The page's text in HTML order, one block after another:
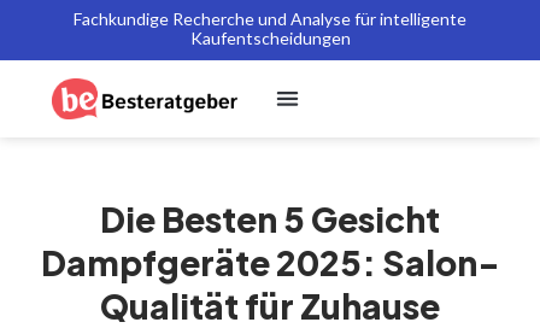
Fachkundige Recherche und Analyse für intelligente
Kaufentscheidungen
Die Besten 5 Gesicht
Dampfgeräte 2025: Salon-
Qualität für Zuhause